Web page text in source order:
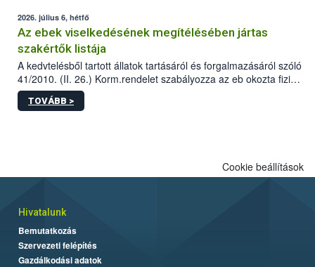
2026. július 6, hétfő
Az ebek viselkedésének megítélésében jártas
szakértők listája
A kedvtelésből tartott állatok tartásáról és forgalmazásáról szóló
41/2010. (II. 26.) Korm.rendelet szabályozza az eb okozta fizikai
sérülés, illetve ennek veszélye keletkezésekor felmerülő
hatósági feladatokat, valamint a veszélyes eb tartását és annak
TOVÁBB >
Cookie beállítások
Hivatalunk
Bemutatkozás
Szervezeti felépítés
Gazdálkodási adatok